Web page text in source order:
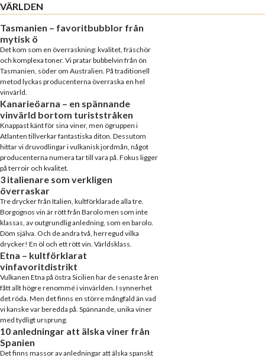
VÄRLDEN
Tasmanien – favoritbubblor från
mytisk ö
Det kom som en överraskning: kvalitet, fräschör
och komplexa toner. Vi pratar bubbelvin från ön
Tasmanien, söder om Australien. På traditionell
metod lyckas producenterna överraska en hel
vinvärld.
Kanarieöarna – en spännande
vinvärld bortom turiststråken
Knappast känt för sina viner, men ögruppen i
Atlanten tillverkar fantastiska diton. Dessutom
hittar vi druvodlingar i vulkanisk jordmån, något
producenterna numera tar till vara på. Fokus ligger
på terroir och kvalitet.
3 italienare som verkligen
överraskar
Tre drycker från Italien, kultförklarade alla tre.
Borgognos vin är rött från Barolo men som inte
klassas, av outgrundlig anledning, som en barolo.
Döm själva. Och de andra två, herregud vilka
drycker! En öl och ett rött vin. Världsklass.
Etna – kultförklarat
vinfavoritdistrikt
Vulkanen Etna på östra Sicilien har de senaste åren
fått allt högre renommé i vinvärlden. I synnerhet
det röda. Men det finns en större mångfald än vad
vi kanske var beredda på. Spännande, unika viner
med tydligt ursprung.
10 anledningar att älska viner från
Spanien
Det finns massor av anledningar att älska spanskt